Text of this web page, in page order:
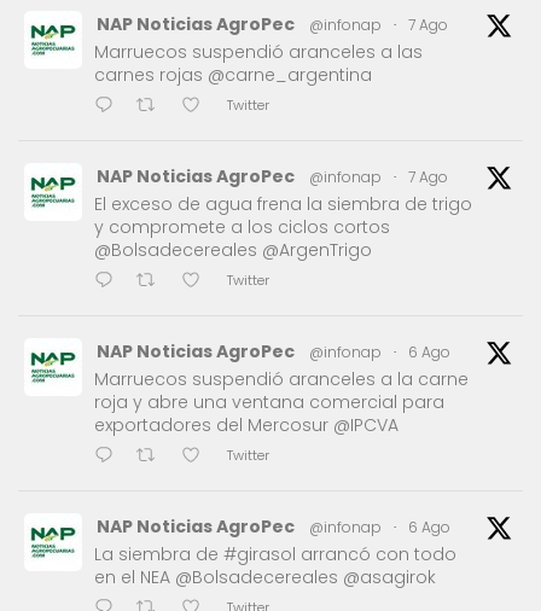
NAP Noticias AgroPec @infonap · 7 Ago
Marruecos suspendió aranceles a las
carnes rojas @carne_argentina
Twitter
NAP Noticias AgroPec @infonap · 7 Ago
El exceso de agua frena la siembra de trigo
y compromete a los ciclos cortos
@Bolsadecereales @ArgenTrigo
Twitter
NAP Noticias AgroPec @infonap · 6 Ago
Marruecos suspendió aranceles a la carne
roja y abre una ventana comercial para
exportadores del Mercosur @IPCVA
Twitter
NAP Noticias AgroPec @infonap · 6 Ago
La siembra de #girasol arrancó con todo
en el NEA @Bolsadecereales @asagirok
Twitter